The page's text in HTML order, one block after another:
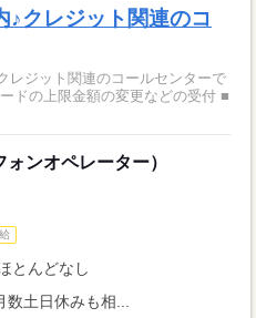
クレジット関連のコ
レジット関連のコールセンターで
ドの上限金額の変更などの受付 ■
ンオペレーター）
とんどなし
土日休みも相...